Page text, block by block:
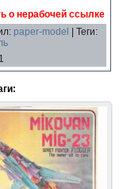
о нерабочей ссылке
: paper-model Теги:
1